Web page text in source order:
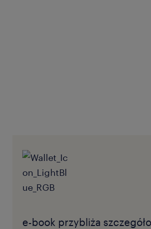
e-book przybliża